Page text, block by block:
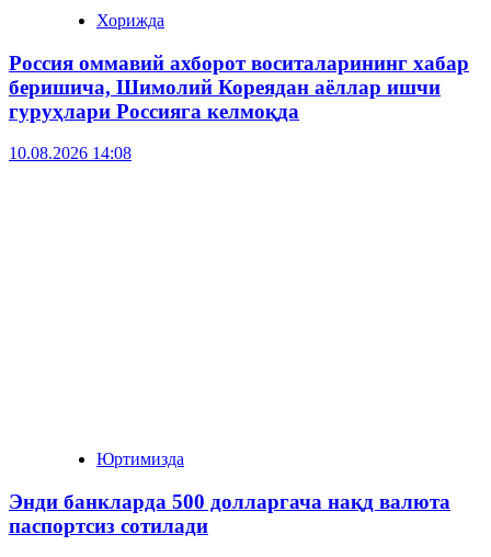
Хорижда
Россия оммавий ахборот воситаларининг хабар
беришича, Шимолий Кореядан аёллар ишчи
гуруҳлари Россияга келмоқда
10.08.2026 14:08
Юртимизда
Энди банкларда 500 долларгача нақд валюта
паспортсиз сотилади